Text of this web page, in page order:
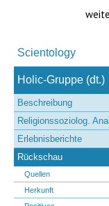
überspringen
Scientology
Holic-Gruppe (dt.)
Beschreibung
Religionssoziolog.
Erlebnisberichte
Rückschau
Quellen
Herkunft